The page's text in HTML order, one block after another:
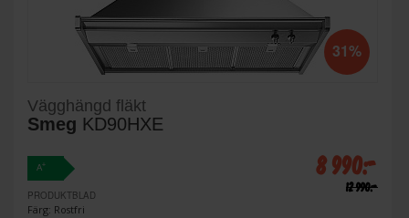
31%
Vägghängd fläkt
Smeg KD90HXE
A+
PRODUKTBLAD
Färg: Rostfri
8 990:-
12 990:-